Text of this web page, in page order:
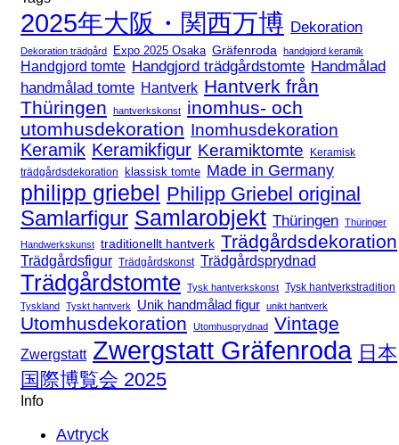
2025年大阪・関西万博 Dekoration
Dekoration trädgård Expo 2025 Osaka Gräfenroda handgjord keramik
Handgjord tomte Handgjord trädgårdstomte Handmålad
handmålad tomte Hantverk Hantverk från
Thüringen
hantverkskonst
inomhus- och
utomhusdekoration Inomhusdekoration
Keramik Keramikfigur Keramiktomte
Keramisk
trädgårdsdekoration
klassisk tomte Made in Germany
philipp griebel Philipp Griebel original
Samlarfigur Samlarobjekt Thüringen Thüringer
Handwerkskunst traditionellt hantverk Trädgårdsdekoration
Trädgårdsfigur Trädgårdskonst Trädgårdsprydnad
Trädgårdstomte Tysk hantverkskonst Tysk hantverkstradition
Tyskland Tyskt hantverk Unik handmålad figur unikt hantverk
Utomhusdekoration Utomhusprydnad Vintage
Zwergstatt Zwergstatt Gräfenroda 日本
国際博覧会 2025
Info
Avtryck